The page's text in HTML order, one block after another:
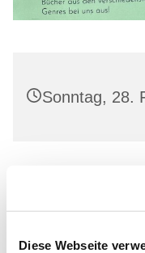
Diese Webseite
Sonntag, 28.
Leihen Sie in